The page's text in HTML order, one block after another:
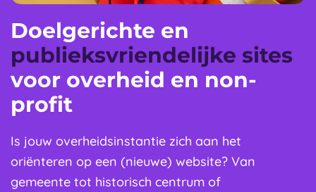
Doelgerichte en
publieksvriendelijke sites
voor overheid en non-
profit
Is jouw overheidsinstantie zich aan het
oriënteren op een (nieuwe) website? Van
gemeente tot historisch centrum of